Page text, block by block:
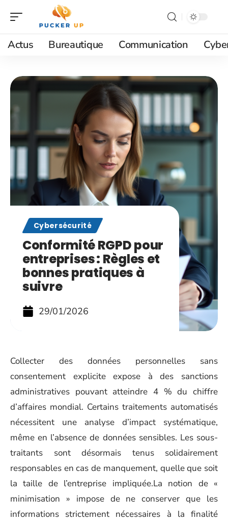
Actus Bureautique Communication
Cybersécurité
Conformité RGPD pour
entreprises : Règles et
bonnes pratiques à
suivre
29/01/2026
Collecter des données personnelles sans
consentement explicite expose à des sanctions
administratives pouvant atteindre 4 % du chiffre
d’affaires mondial. Certains traitements automatisés
nécessitent une analyse d’impact systématique,
même en l’absence de données sensibles. Les sous-
traitants sont désormais tenus solidairement
responsables en cas de manquement, quelle que soit
la taille de l’entreprise impliquée.La notion de «
minimisation » impose de ne conserver que les
informations strictement nécessaires à la finalité